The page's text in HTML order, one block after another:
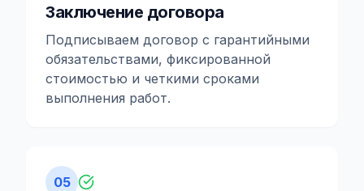
Заключение договора
Подписываем договор с гарантийными
обязательствами, фиксированной
стоимостью и четкими сроками
выполнения работ.
05